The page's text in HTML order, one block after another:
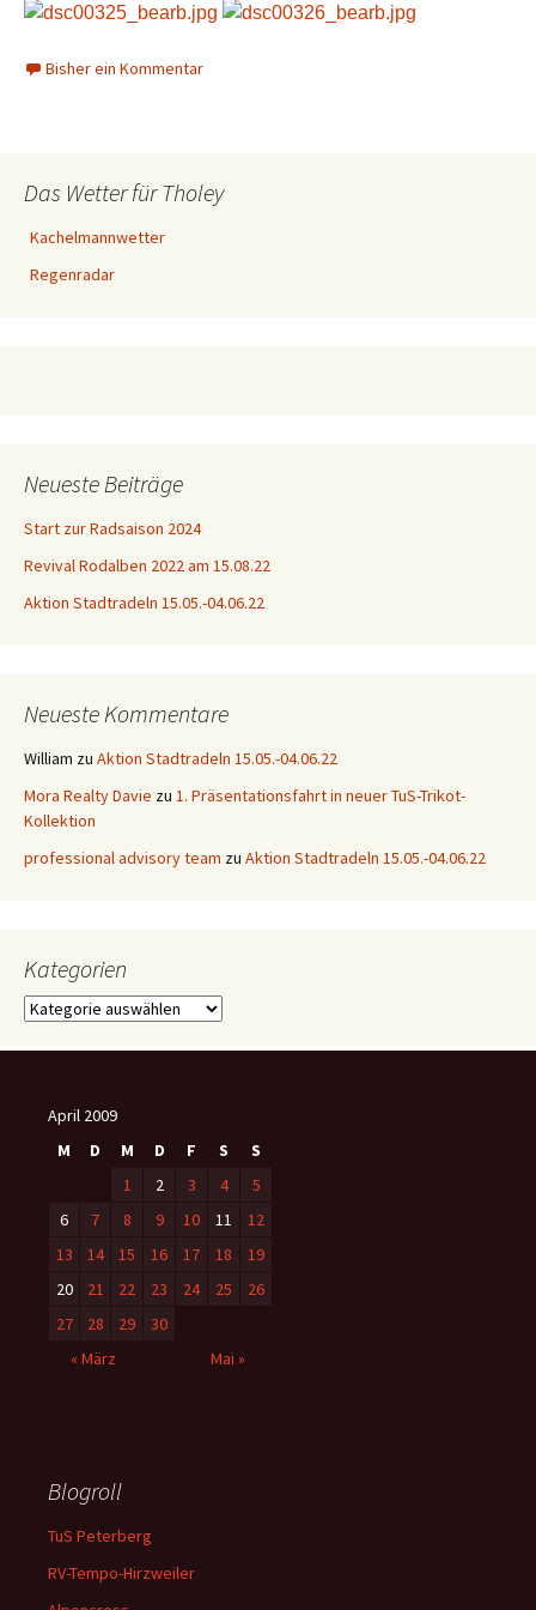
Bisher ein Kommentar
Das Wetter für Tholey
Kachelmannwetter
Regenradar
Neueste Beiträge
Start zur Radsaison 2024
Revival Rodalben 2022 am 15.08.22
Aktion Stadtradeln 15.05.-04.06.22
Neueste Kommentare
William zu Aktion Stadtradeln 15.05.-04.06.22
Mora Realty Davie zu 1. Präsentationsfahrt in neuer TuS-Trikot-
Kollektion
professional advisory team zu Aktion Stadtradeln 15.05.-04.06.22
Kategorien
Kategorien
April 2009
M
D M D F S
S
1
2 3 4
5
6
7 8 9 10 11
12
13
14 15 16 17 18
19
20
21 22 23 24 25
26
27
28 29
30
« März
Mai »
Blogroll
TuS Peterberg
RV-Tempo-Hirzweiler